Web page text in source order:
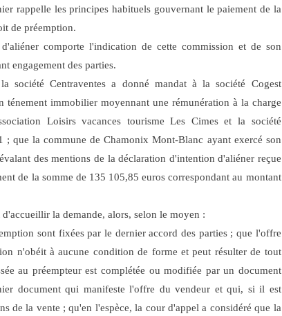
rappelle les principes habituels gouvernant le paiement de la
de préemption.
comporte l'indication de cette commission et de son
engagement des parties.
la société Centraventes a donné mandat à la société Cogest
immobilier moyennant une rémunération à la charge
Loisirs vacances tourisme Les Cimes et la société
que la commune de Chamonix Mont-Blanc ayant exercé son
des mentions de la déclaration d'intention d'aliéner reçue
de la somme de 135 105,85 euros correspondant au montant
la demande, alors, selon le moyen :
sont fixées par le dernier accord des parties ; que l'offre
n'obéit à aucune condition de forme et peut résulter de tout
au préempteur est complétée ou modifiée par un document
document qui manifeste l'offre du vendeur et qui, si il est
de la vente ; qu'en l'espèce, la cour d'appel a considéré que la